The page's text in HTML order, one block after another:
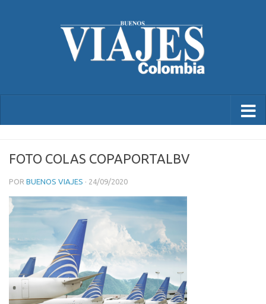
FOTO COLAS COPAPORTALBV
POR BUENOS VIAJES · 24/09/2020